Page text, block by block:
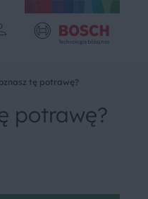
tę potrawę?
potrawę?